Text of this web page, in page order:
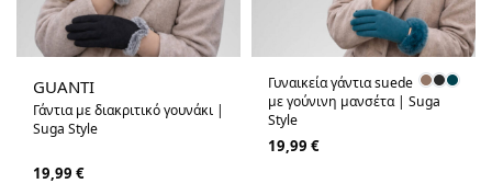
GUANTI
Γάντια με διακριτικό γουνάκι |
Suga Style
19,99 €
Γυναικεία γάντια suede
με γούνινη μανσέτα | Suga
Style
19,99 €